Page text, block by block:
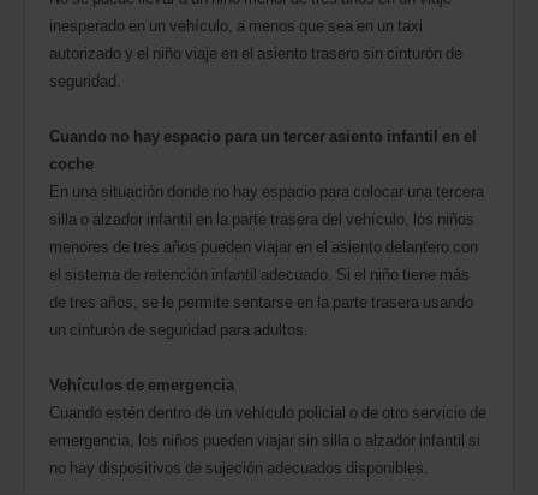
inesperado en un vehículo, a menos que sea en un taxi
autorizado y el niño viaje en el asiento trasero sin cinturón de
seguridad.
Cuando no hay espacio para un tercer asiento infantil en el
coche
En una situación donde no hay espacio para colocar una tercera
silla o alzador infantil en la parte trasera del vehículo, los niños
menores de tres años pueden viajar en el asiento delantero con
el sistema de retención infantil adecuado. Si el niño tiene más
de tres años, se le permite sentarse en la parte trasera usando
un cinturón de seguridad para adultos.
Vehículos de emergencia
Cuando estén dentro de un vehículo policial o de otro servicio de
emergencia, los niños pueden viajar sin silla o alzador infantil si
no hay dispositivos de sujeción adecuados disponibles.